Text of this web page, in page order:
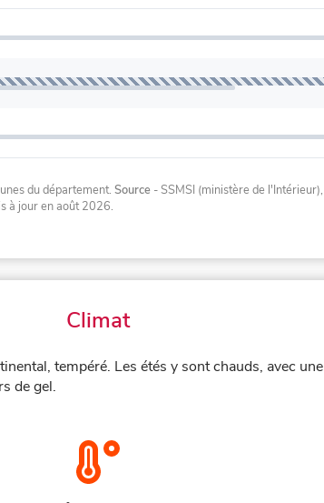
du département. Source - SSMSI (ministère de
à jour en août 2026.
Climat
tempéré. Les étés y sont chauds, avec
de gel.